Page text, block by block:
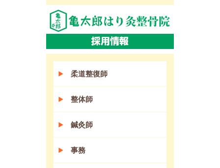
柔道整復師
整体師
鍼灸師
事務